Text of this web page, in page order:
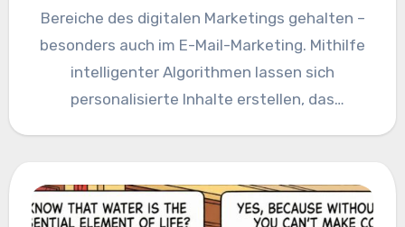
Bereiche des digitalen Marketings gehalten –
besonders auch im E-Mail-Marketing. Mithilfe
intelligenter Algorithmen lassen sich
personalisierte Inhalte erstellen, das